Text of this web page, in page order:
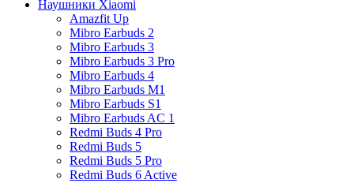
Наушники Xiaomi
Amazfit Up
Mibro Earbuds 2
Mibro Earbuds 3
Mibro Earbuds 3 Pro
Mibro Earbuds 4
Mibro Earbuds M1
Mibro Earbuds S1
Mibro Earbuds AC 1
Redmi Buds 4 Pro
Redmi Buds 5
Redmi Buds 5 Pro
Redmi Buds 6 Active